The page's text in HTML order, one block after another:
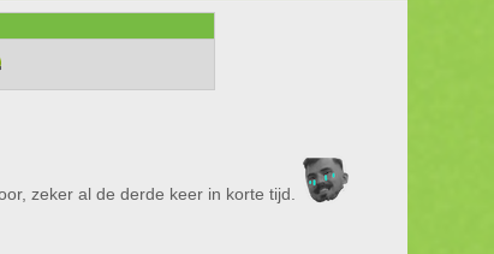
zeker al de derde keer in korte tijd.